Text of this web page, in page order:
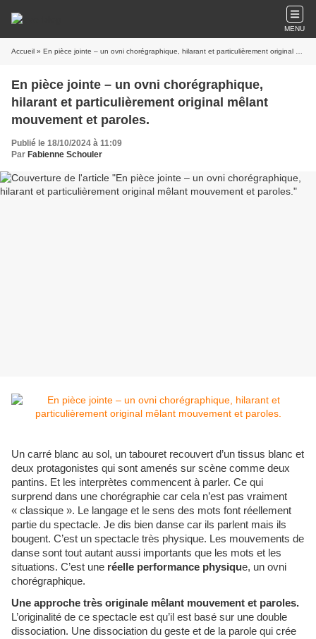
MENU
Accueil » En pièce jointe – un ovni chorégraphique, hilarant et particulièrement original mêlant mouvement et paroles.
En pièce jointe – un ovni chorégraphique,
hilarant et particulièrement original mêlant
mouvement et paroles.
Publié le 18/10/2024 à 11:09
Par Fabienne Schouler
Un carré blanc au sol, un tabouret recouvert d’un tissus blanc et
deux protagonistes qui sont amenés sur scène comme deux
pantins. Et les interprètes commencent à parler. Ce qui
surprend dans une chorégraphie car cela n’est pas vraiment
« classique ». Le langage et le sens des mots font réellement
partie du spectacle. Je dis bien danse car ils parlent mais ils
bougent. C’est un spectacle très physique. Les mouvements de
danse sont tout autant aussi importants que les mots et les
situations. C’est une réelle performance physique, un ovni
chorégraphique.
Une approche très originale mêlant mouvement et paroles.
L’originalité de ce spectacle est qu’il est basé sur une double
dissociation. Une dissociation du geste et de la parole qui crée